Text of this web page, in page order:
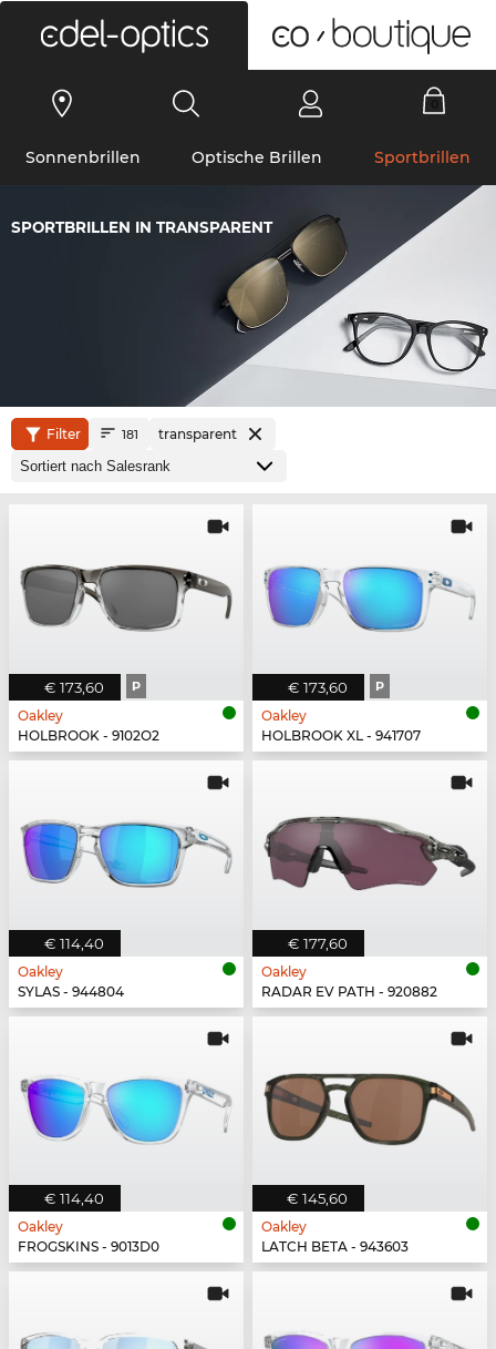
Sonnenbrillen Optische Brillen Sportbrillen
SPORTBRILLEN IN TRANSPARENT
Filter 181 transparent
€ 173,60 P
Oakley
HOLBROOK - 9102O2
€ 173,60 P
Oakley
HOLBROOK XL - 941707
€ 114,40
Oakley
SYLAS - 944804
€ 177,60
Oakley
RADAR EV PATH - 920882
€ 114,40
Oakley
FROGSKINS - 9013D0
€ 145,60
Oakley
LATCH BETA - 943603